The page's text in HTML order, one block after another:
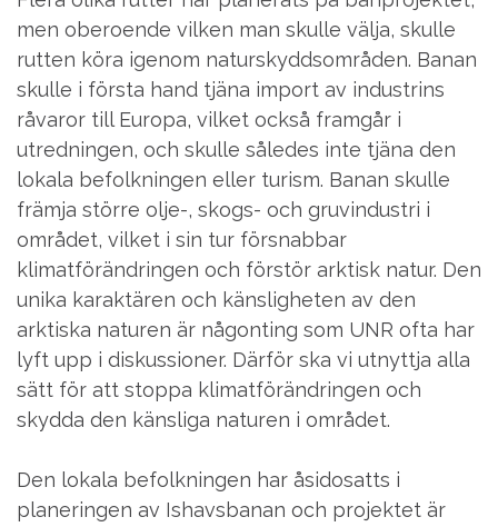
men oberoende vilken man skulle välja, skulle
rutten köra igenom naturskyddsområden. Banan
skulle i första hand tjäna import av industrins
råvaror till Europa, vilket också framgår i
utredningen, och skulle således inte tjäna den
lokala befolkningen eller turism. Banan skulle
främja större olje-, skogs- och gruvindustri i
området, vilket i sin tur försnabbar
klimatförändringen och förstör arktisk natur. Den
unika karaktären och känsligheten av den
arktiska naturen är någonting som UNR ofta har
lyft upp i diskussioner. Därför ska vi utnyttja alla
sätt för att stoppa klimatförändringen och
skydda den känsliga naturen i området.
Den lokala befolkningen har åsidosatts i
planeringen av Ishavsbanan och projektet är